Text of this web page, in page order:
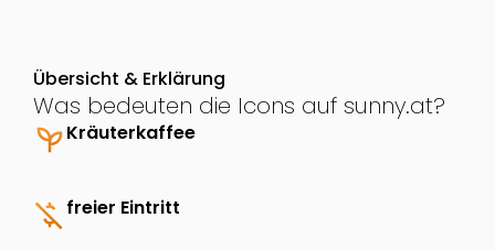
Übersicht & Erklärung
Was bedeuten die Icons auf sunny.at?
psychiatryKräuterkaffee
money_off freier Eintritt